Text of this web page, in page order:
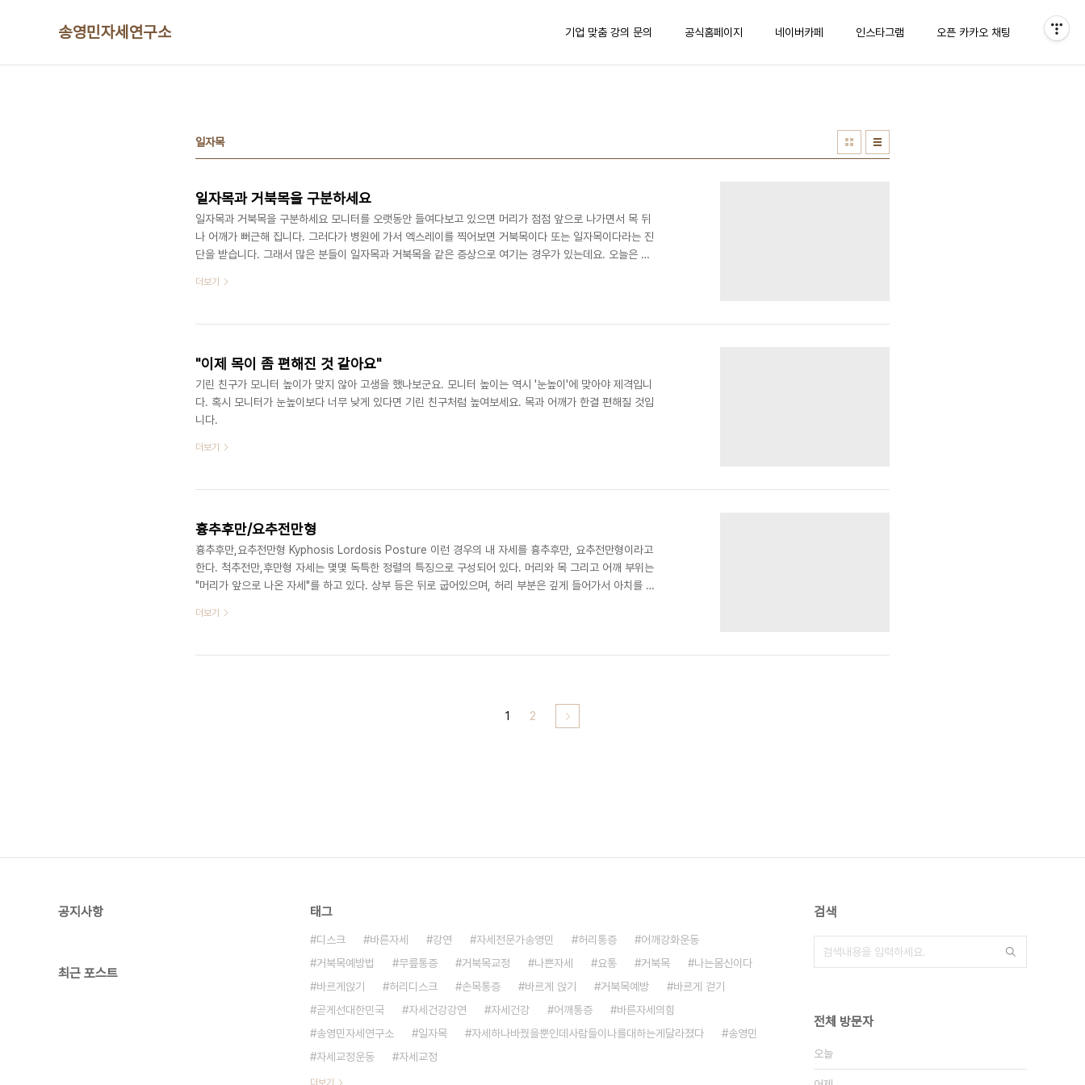
송영민자세연구소 기업 맞춤 강의 문의 공식홈페이지 네이버카페 인스타그램 오픈 카카오 채팅
일자목
일자목과 거북목을 구분하세요
일자목과 거북목을 구분하세요 모니터를 오랫동안 들여다보고 있으면 머리가 점점 앞으로 나가면서 목 뒤
나 어깨가 뻐근해 집니다. 그러다가 병원에 가서 엑스레이를 찍어보면 거북목이다 또는 일자목이다라는 진
단을 받습니다. 그래서 많은 분들이 일자목과 거북목을 같은 증상으로 여기는 경우가 있는데요. 오늘은 일
다. 목의 곡선이 잘 유지되는가 아닌가가 기준이 되지요. 곡선이 너무 없거나 반대로 꺽이게 되면 그 자체로
가 바르게 보여도 목 안에서 척추의 곡선이 일자면 일자목이라고 진단합니다. 그래서 영어로도 Straigh..
더보기
"이제 목이 좀 편해진 것 같아요"
기린 친구가 모니터 높이가 맞지 않아 고생을 했나보군요. 모니터 높이는 역시 '눈높이'에 맞아야 제격입니
다. 혹시 모니터가 눈높이보다 너무 낮게 있다면 기린 친구처럼 높여보세요. 목과 어깨가 한결 편해질 것입
니다.
더보기
흉추후만/요추전만형
흉추후만,요추전만형 Kyphosis Lordosis Posture 이런 경우의 내 자세를 흉추후만, 요추전만형이라고
한다. 척추전만,후만형 자세는 몇몇 독특한 정렬의 특징으로 구성되어 있다. 머리와 목 그리고 어깨 부위는
"머리가 앞으로 나온 자세"를 하고 있다. 상부 등은 뒤로 굽어있으며, 허리 부분은 깊게 들어가서 아치를 형
Neck has an increased curve(상부 목은 젖혀져 있고, 하부 목은 굴곡되어 있다) Shoulders are
슴과 ..
더보기
1 2
공지사항
최근 포스트
태그
디스크 바른자세 강연 자세전문가송영민 허리통증
어깨강화운동
거북목예방법
무릎통증 거북목교정 나쁜자세 요통 거북목
나는몸신이다
바르게앉기
허리디스크 손목통증 바르게 앉기 거북목예방
바르게 걷기
곧게선대한민국
자세건강강연 자세건강 어깨통증
바른자세의힘
송영민자세연구소
일자목 자세하나바꿨을뿐인데사람들이나를대하는게달라졌다
송영민
자세교정운동
자세교정
더보기
검색
전체 방문자
오늘